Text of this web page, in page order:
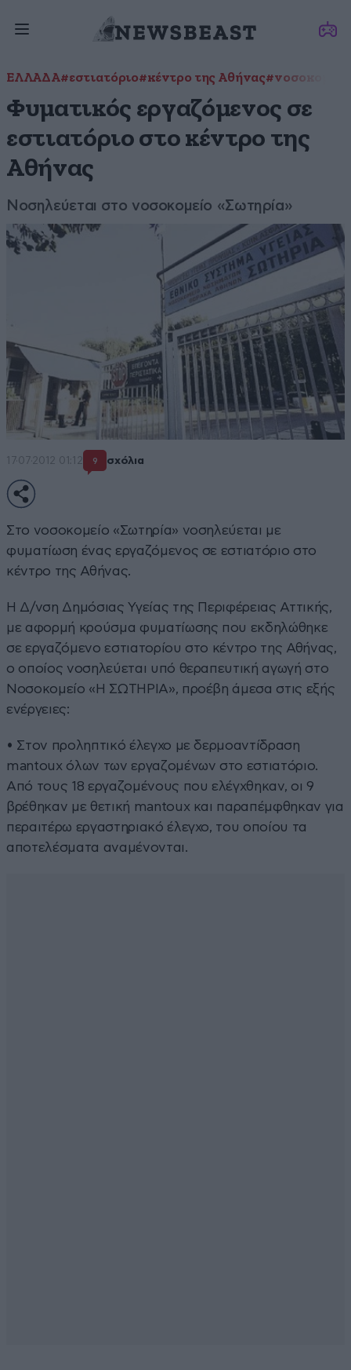
ΕΛΛΑΔΑ#εστιατόριο#κέντρο της Αθήνας
Φυματικός εργαζόμενος σε
εστιατόριο στο κέντρο της
Αθήνας
Νοσηλεύεται στο νοσοκομείο «Σωτηρία»
17·07·2012 01:12 9 σχόλια
Στο νοσοκομείο «Σωτηρία» νοσηλεύεται με
φυματίωση ένας εργαζόμενος σε εστιατόριο στο
κέντρο της Αθήνας.
Η Δ/νση Δημόσιας Υγείας της Περιφέρειας Αττικής,
με αφορμή κρούσμα φυματίωσης που εκδηλώθηκε
σε εργαζόμενο εστιατορίου στο κέντρο της Αθήνας,
ο οποίος νοσηλεύεται υπό θεραπευτική αγωγή στο
Νοσοκομείο «Η ΣΩΤΗΡΙΑ», προέβη άμεσα στις εξής
ενέργειες:
• Στον προληπτικό έλεγχο με δερμοαντίδραση
mantoux όλων των εργαζομένων στο εστιατόριο.
Από τους 18 εργαζομένους που ελέγχθηκαν, οι 9
βρέθηκαν με θετική mantoux και παραπέμφθηκαν για
περαιτέρω εργαστηριακό έλεγχο, του οποίου τα
αποτελέσματα αναμένονται.